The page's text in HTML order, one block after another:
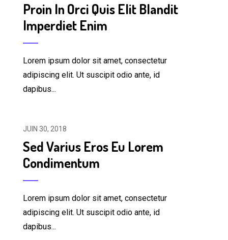
Proin In Orci Quis Elit Blandit
Imperdiet Enim
Lorem ipsum dolor sit amet, consectetur
adipiscing elit. Ut suscipit odio ante, id
dapibus...
JUIN 30, 2018
Sed Varius Eros Eu Lorem
Condimentum
Lorem ipsum dolor sit amet, consectetur
adipiscing elit. Ut suscipit odio ante, id
dapibus...